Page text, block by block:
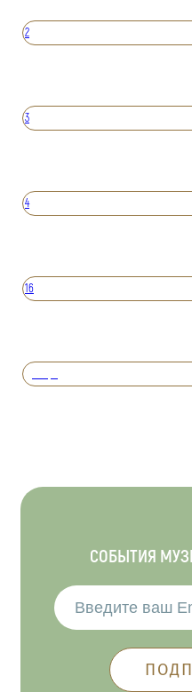
2
3
4
16
СОБЫТИЯ